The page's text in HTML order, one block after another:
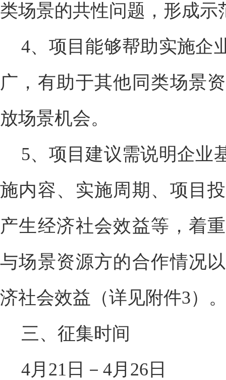
类场景的共性问题，形成示
4、项目能够帮助实施企
广，有助于其他同类场景
放场景机会。
5、项目建议需说明企业
施内容、实施周期、项目
产生经济社会效益等，着
与场景资源方的合作情况
济社会效益（详见附件3）
三、征集时间
4月21日－4月26日